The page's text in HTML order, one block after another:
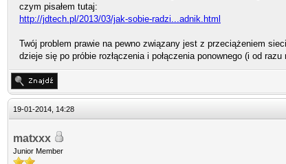
czym pisałem tutaj:
http://jdtech.pl/2013/03/jak-sobie-radzi...adnik.html
Twój problem prawie na pewno związany jest z przeciążeniem
dzieje się po próbie rozłączenia i połączenia ponownego (i od
19-01-2014, 14:28
matxxx
Junior Member